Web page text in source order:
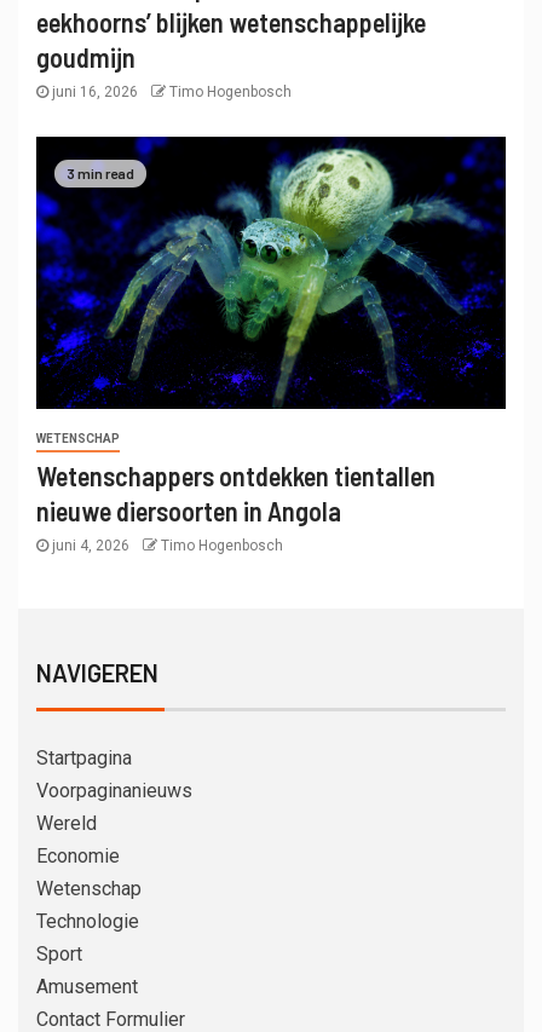
eekhoorns’ blijken wetenschappelijke
goudmijn
juni 16, 2026 Timo Hogenbosch
3 min read
WETENSCHAP
Wetenschappers ontdekken tientallen
nieuwe diersoorten in Angola
juni 4, 2026 Timo Hogenbosch
NAVIGEREN
Startpagina
Voorpaginanieuws
Wereld
Economie
Wetenschap
Technologie
Sport
Amusement
Contact Formulier